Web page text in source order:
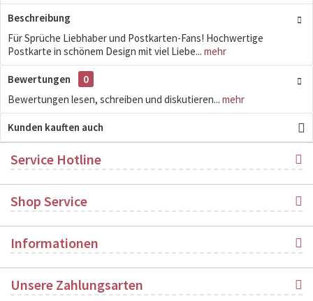
Beschreibung
Für Sprüche Liebhaber und Postkarten-Fans! Hochwertige
Postkarte in schönem Design mit viel Liebe... mehr
Bewertungen
0
Bewertungen lesen, schreiben und diskutieren... mehr
Kunden kauften auch
Service Hotline
Shop Service
Informationen
Unsere Zahlungsarten